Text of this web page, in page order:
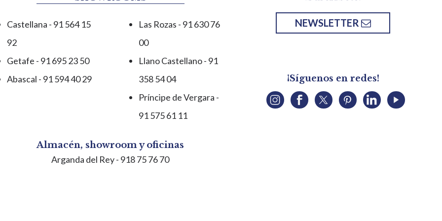
Castellana - 91 564 15
92
Getafe - 91 695 23 50
Abascal - 91 594 40 29
Las Rozas - 91 630 76
00
Llano Castellano - 91
358 54 04
Príncipe de Vergara -
91 575 61 11
Almacén, showroom y oficinas
Arganda del Rey- 918 75 76 70
NEWSLETTER
¡Síguenos en redes!